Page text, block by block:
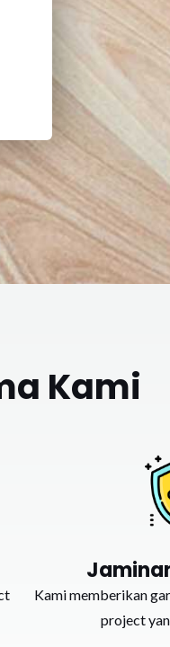
Kami
Kami memberikan
project